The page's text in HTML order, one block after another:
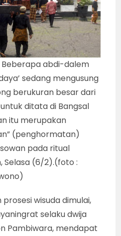
: Beberapa abdi-dalem
sedang mengusung
berukuran besar dari
ditata di Bangsal
itu merupakan
(penghormatan)
pada ritual
Selasa (6/2).(foto :
wisuda dimulai,
selaku dwija
Pambiwara, mendapat